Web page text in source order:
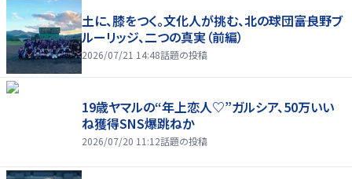
土に、膝をつく。文化人が挑む、北の球団――富良野ブ
ルーリッジ、二つの真実（前編）
2026/07/21 14:48話題の投稿
19歳ヤマルの“年上恋人♡”ガルシア、50万いい
ね獲得SNS爆跳ねか
2026/07/20 11:12話題の投稿